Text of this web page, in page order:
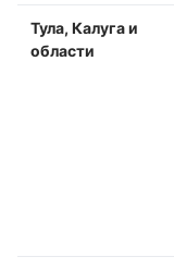
Тула, Калуга и
области